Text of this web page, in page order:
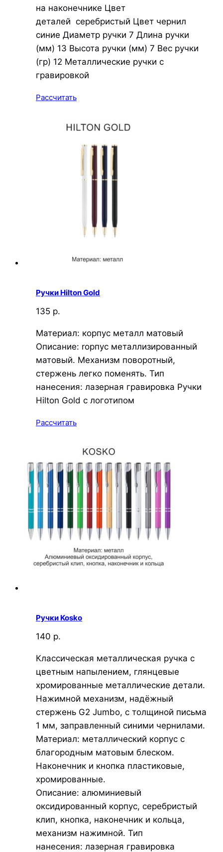
на наконечнике Цвет
деталей серебристый Цвет чернил
синие Диаметр ручки 7 Длина ручки
(мм) 13 Высота ручки (мм) 7 Вес ручки
(гр) 12 Металлические ручки с
гравировкой
Рассчитать
Ручки Hilton Gold
135 р.
Материал: корпус металл матовый
Описание: rорпус металлизированный
матовый. Механизм поворотный,
стержень легко поменять. Тип
нанесения: лазерная гравировка Ручки
Hilton Gold с логотипом
Рассчитать
Ручки Kosko
140 р.
Классическая металлическая ручка с
цветным напылением, глянцевые
хромированные металлические детали.
Нажимной механизм, надёжный
стержень G2 Jumbo, с толщиной письма
1 мм, заправленный синими чернилами.
Материал: металлический корпус с
благородным матовым блеском.
Наконечник и кнопка пластиковые,
хромированные.
Описание: алюминиевый
оксидированный корпус, серебристый
клип, кнопка, наконечник и кольца,
механизм нажимной. Тип
нанесения: лазерная гравировка